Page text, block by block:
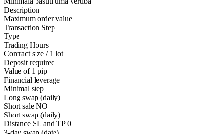
Description
Maximum order value
Transaction Step
Type
Trading Hours
Contract size / 1 lot
Deposit required
Value of 1 pip
Financial leverage
Minimal step
Long swap (daily)
Short sale NO
Short swap (daily)
Distance SL and TP 0